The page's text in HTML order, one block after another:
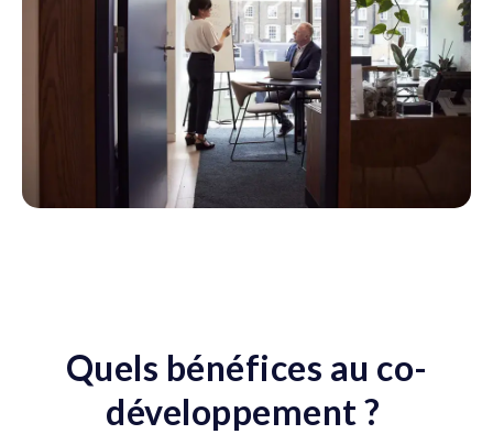
Quels bénéfices au co-
développement ?